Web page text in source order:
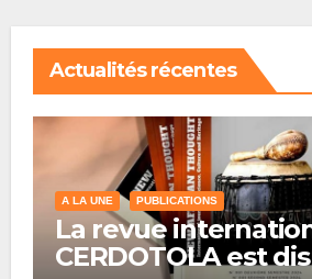
Actualités récentes
A LA UNE PUBLICATIONS
La revue
CERDOTOLA est